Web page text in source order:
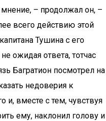
– продолжал он, –
всего действию этой
Тушина с его
ожидая ответа, тотчас
Багратион посмотрел на
недоверия к
вместе с тем, чувствуя
ему, наклонил голову и